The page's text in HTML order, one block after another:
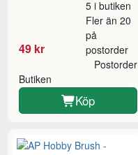
49 kr
5 i butiken
Fler än 20
på
postorder
Butiken
Postorder
Köp